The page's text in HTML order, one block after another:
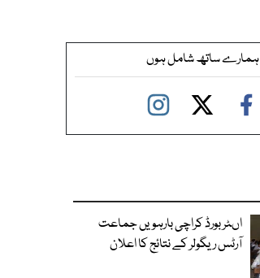
ہمارے ساتھ شامل ہوں
اںٹر بورڈ کراچی بارہویں جماعت
آرٹس ریگولر کے نتائج کا اعلان